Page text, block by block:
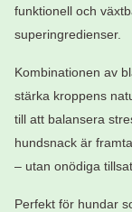
funktionell och
superingredienser.
Kombinationen av
stärka kroppens
till att balansera
hundsnack är
– utan onödiga
Perfekt för hundar